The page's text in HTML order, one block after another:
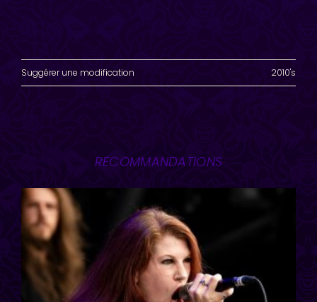
Suggérer une modification 2010's
RECOMMANDATIONS